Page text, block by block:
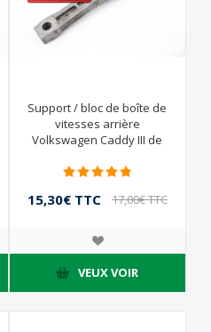
Support / bloc de boîte de
vitesses arrière
Volkswagen Caddy III de
15,30€ TTC 17,00€ TTC
VEUX VOIR